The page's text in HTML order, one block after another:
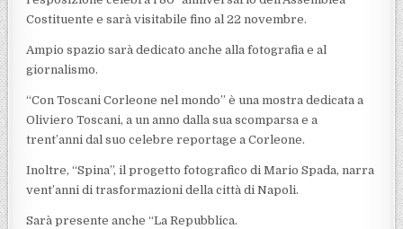
Costituente e sarà visitabile fino al 22 novembre.
Ampio spazio sarà dedicato anche alla fotografia e al
giornalismo.
“Con Toscani Corleone nel mondo” è una mostra dedicata a
Oliviero Toscani, a un anno dalla sua scomparsa e a
trent’anni dal suo celebre reportage a Corleone.
Inoltre, “Spina”, il progetto fotografico di Mario Spada, narra
vent’anni di trasformazioni della città di Napoli.
Sarà presente anche “La Repubblica.